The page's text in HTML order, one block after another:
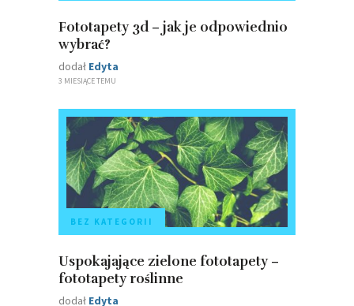
Fototapety 3d – jak je odpowiednio
wybrać?
dodał Edyta
3 MIESIĄCE TEMU
BEZ KATEGORII
Uspokajające zielone fototapety –
fototapety roślinne
dodał Edyta